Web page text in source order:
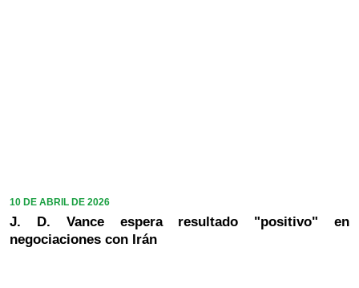
10 DE ABRIL DE 2026
J. D. Vance espera resultado "positivo" en
negociaciones con Irán